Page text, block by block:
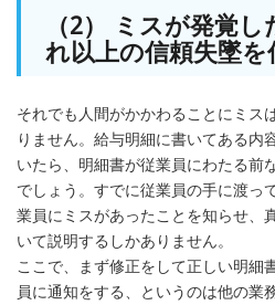
（2） ミスが発覚
れ以上の信頼失墜
それでも人間がかかわることにミス
りません。給与明細に書いてある内
いたら、明細書が従業員にわたる前
でしょう。すでに従業員の手に渡っ
業員にミスがあったことを知らせ、
いて説明するしかありません。
ここで、まず修正をして正しい明細
員に通知をする、というのは他の業